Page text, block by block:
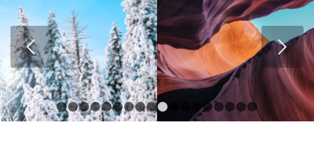
Next
1 2 3 4 6 7 8 9 1011121314 1516